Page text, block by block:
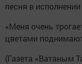
песня в
«Меня очень
цветами
(Газета «Ватаным